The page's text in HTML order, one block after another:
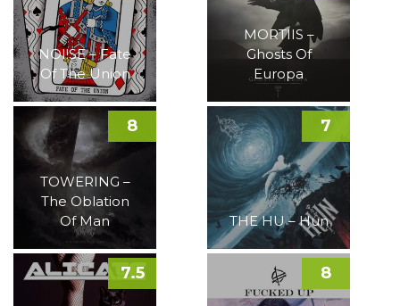
NOI!SE – Fate
Of The Union
MORTIIS –
Ghosts Of
Europa
TOWERING –
The Oblation
Of Man
8
THE HU – Hun
7
7.5 8